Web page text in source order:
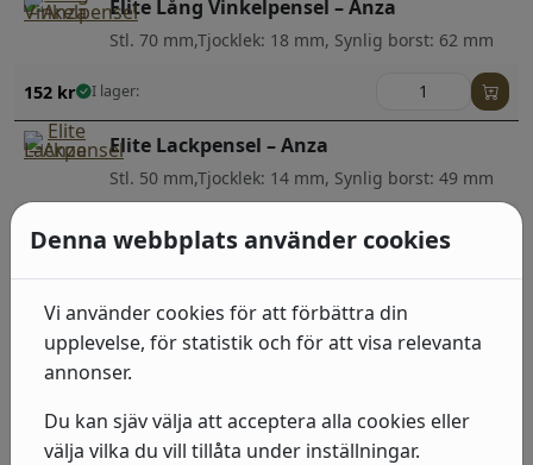
Elite Lång Vinkelpensel – Anza
Stl. 70 mm,Tjocklek: 18 mm, Synlig borst: 62 mm
152 kr I lager:
Elite Lackpensel – Anza
Stl. 50 mm,Tjocklek: 14 mm, Synlig borst: 49 mm
112
Elite Lackpensel – Anza
Stl. 70 mm,Tjocklek: 16 mm, Synlig borst: 56 mm
159kr I lager:
Elite Lång Vinkelpensel – Anza
Denna webbplats använder cookies
Vi använder cookies för att förbättra din
upplevelse, för statistik och för att visa relevanta
annonser.
Du kan sjäv välja att acceptera alla cookies eller
välja vilka du vill tillåta under inställningar.